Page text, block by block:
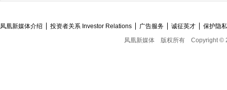
凤凰新媒体介绍 投资者关系 Investor Relations 广告服务 诚征英才
保护隐
凤凰新媒体
版权所有 Copyright ©